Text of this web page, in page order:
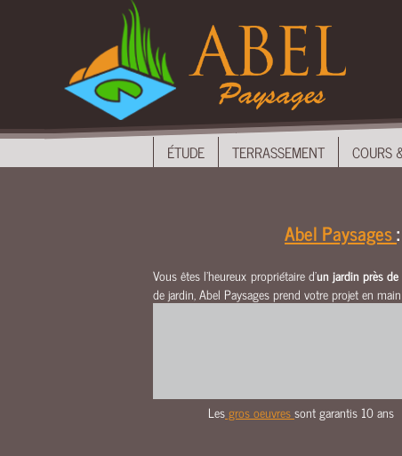
TERRASSEMENT
ALLÉES
MAÇONNERIE
ÉTUDE TERRASSEMENT COURS
Abel Paysages
Vous êtes l'heureux propriétaire d'un jardin près
de jardin, Abel Paysages prend votre projet en
Lesgros oeuvressont garantis 10 ans